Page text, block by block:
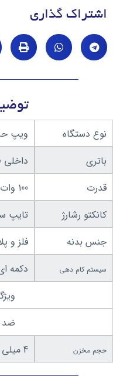
اشتراک گذاری
نوع دستگاه
ویپ
باتری
داخلی 5500 میلی آمپر
قدرت
100 وات
کانکتو رشارژ
تایپ
جنس بدنه
فلز و
سیستم کام دهی
دکمه
ضد
حجم مخزن 4 میلی لیتر